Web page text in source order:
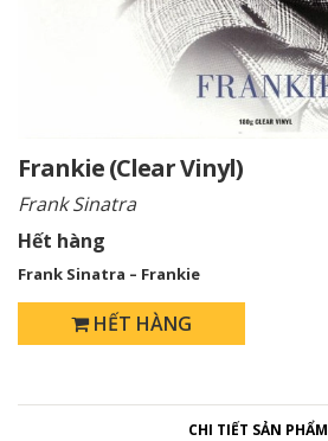
Frankie (Clear Vinyl)
Frank Sinatra
Hết hàng
Frank Sinatra – Frankie
HẾT HÀNG
CHI TIẾT SẢN PHẨM